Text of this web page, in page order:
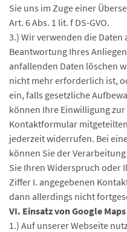
Sie uns im Zuge einer
Art. 6 Abs. 1 lit. f DS-GVO.
3.) Wir verwenden die
Beantwortung Ihres
anfallenden Daten löschen
nicht mehr erforderlich ist,
ein, falls gesetzliche
können Ihre Einwilligung
Kontaktformular
jederzeit widerrufen. Bei
können Sie der
Sie Ihren Widerspruch oder
Ziffer I. angegebenen
dann allerdings nicht
VI. Einsatz von Google Maps
1.) Auf unserer Webseite